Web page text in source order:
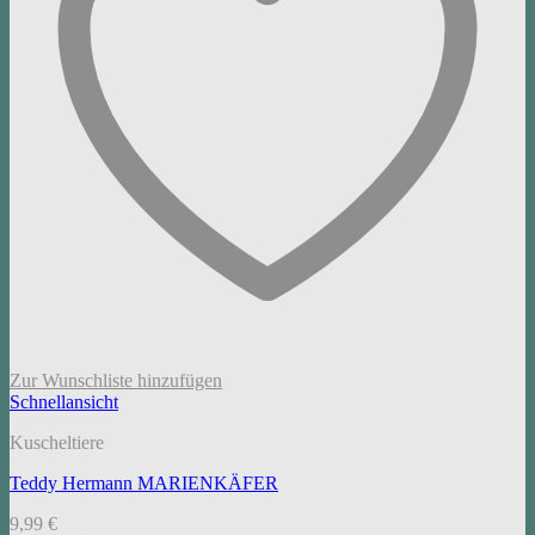
Zur Wunschliste hinzufügen
Schnellansicht
Kuscheltiere
Teddy Hermann MARIENKÄFER
9,99 €